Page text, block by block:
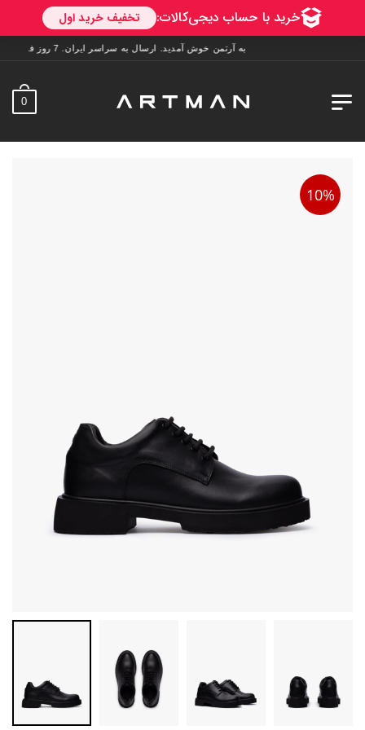
به آرتمن خوش آمدید. ارسال به سراسر ایران. 7 روز فرصت تست در منزل. 1 سال خدمات پس از فروش.
0
10%